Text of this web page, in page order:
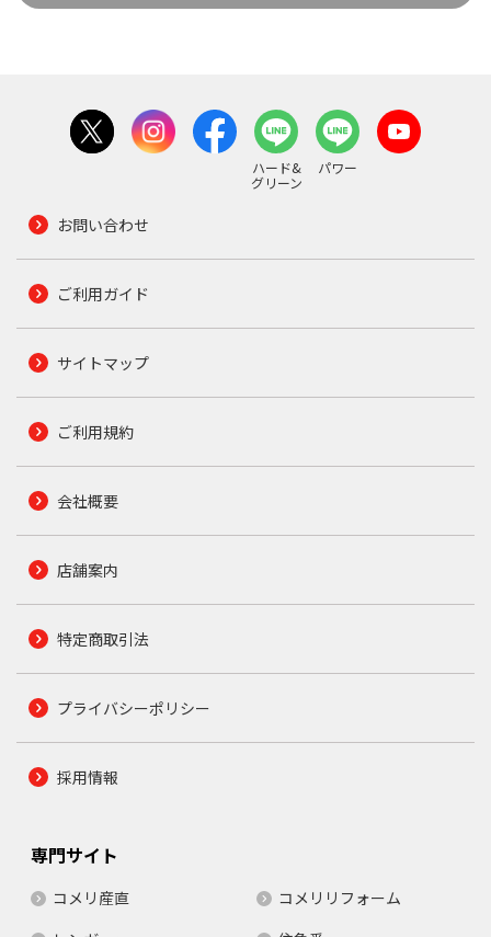
ハード&
グリーン
パワー
お問い合わせ
ご利用ガイド
サイトマップ
ご利用規約
会社概要
店舗案内
特定商取引法
プライバシーポリシー
採用情報
専門サイト
コメリ産直
コメリリフォーム